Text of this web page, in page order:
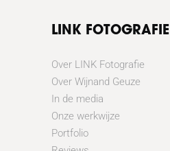
LINK FOTOGRAFIE
Over LINK Fotografie
Over Wijnand Geuze
In de media
Onze werkwijze
Portfolio